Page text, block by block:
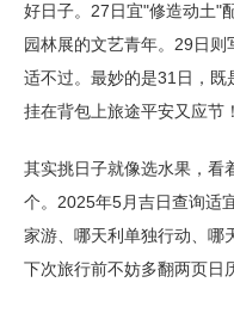
好日子。27日宜"修造动土"
园林展的文艺青年。29日
适不过。最妙的是31日，
挂在背包上旅途平安又应节！
其实挑日子就像选水果，看
个。2025年5月吉日查询适
家游、哪天利单独行动、哪
下次旅行前不妨多翻两页日